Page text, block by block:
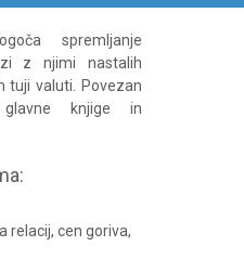
spremljanje
z njimi nastalih
tuji valuti. Povezan
knjige in
relacij, cen goriva,